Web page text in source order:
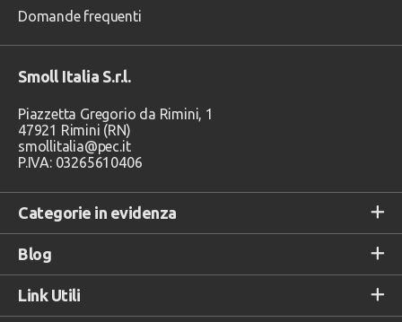
Categorie in evidenza
Blog
Link Utili
Domande frequenti
Smoll Italia S.r.l.
Piazzetta Gregorio da Rimini, 1
47921 Rimini (RN)
smollitalia@pec.it
P.IVA: 03265610406